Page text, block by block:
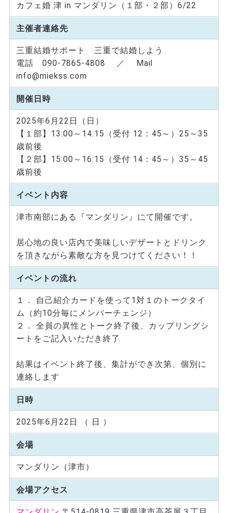
カフェ婚 津 in マンダリン（１部・２部）6/22
主催者連絡先
三重結婚サポート 三重で結婚しよう
電話 090-7865-4808 ／ Mail
info@miekss.com
開催日時
2025年6月22日（日）
【１部】13:00～14:15（受付 12：45～）25～35
歳前後
【２部】15:00～16:15（受付 14：45～）35～45
歳前後
イベント内容
津市南部にある『マンダリン』にて開催です。
居心地の良い店内で美味しいデザートとドリンク
を頂きながら素敵な方を見つけてください！！
イベントの流れ
１． 自己紹介カードを使って1対１のトークタイ
ム（約10分毎にメンバーチェンジ）
２． 全員の異性とトーク終了後、カップリングシ
ートをご記入いただき終了
結果はイベント終了後、集計ができ次第、個別に
連絡します
日時
2025年6月22日 （ 日 ）
会場
マンダリン（津市）
会場アクセス